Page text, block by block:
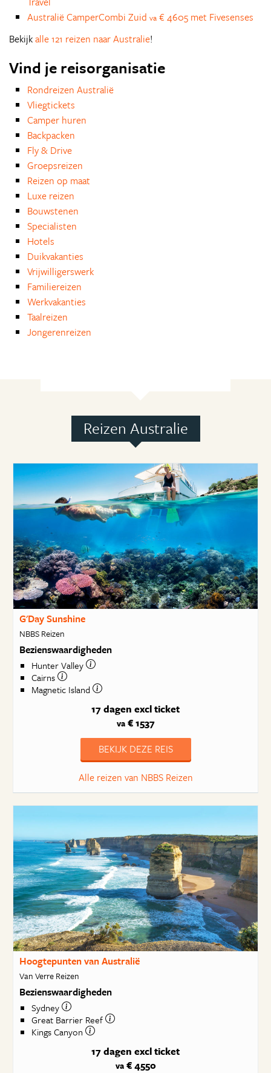
Australië CamperCombi Zuid va € 4605 met Fivesenses
Bekijkalle 121 reizen naar Australie!
Vind je reisorganisatie
Rondreizen Australië
Vliegtickets
Camper huren
Backpacken
Fly & Drive
Groepsreizen
Reizen op maat
Luxe reizen
Bouwstenen
Specialisten
Hotels
Duikvakanties
Vrijwilligerswerk
Familiereizen
Werkvakanties
Taalreizen
Jongerenreizen
Reizen Australie
G'Day Sunshine
NBBS Reizen
Bezienswaardigheden
Hunter Valley
Cairns
Magnetic Island
17 dagen excl ticket
va€ 1537
BEKIJK DEZE REIS
Alle reizen van NBBS Reizen
Hoogtepunten van Australië
Van Verre Reizen
Bezienswaardigheden
Sydney
Great Barrier Reef
Kings Canyon
17 dagen excl ticket
va€ 4550